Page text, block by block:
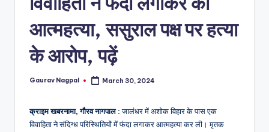
m
आत्महत्या, ससुराल पक्ष पर हत्या
के आरोप, पढ़ें
Posted
Gaurav Nagpal March 30, 2024
क्राइम खबरनामा, गौरव नागपाल :जालंधर में अशोक विहार के पास एक
विवाहिता ने संदिग्ध परिस्थितियों में फंदा लगाकर आत्महत्या कर ली। मृतक